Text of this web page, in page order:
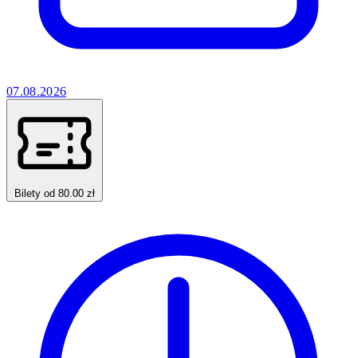
07.08.2026
Bilety od 80.00 zł